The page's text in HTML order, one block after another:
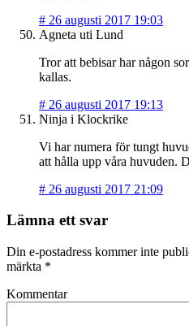
# 26 augusti 2017 19:03
Agneta uti Lund
Tror att bebisar har någon
kallas.
# 26 augusti 2017 19:13
Ninja i Klockrike
Vi har numera för tungt
att hålla upp våra huvuden.
# 26 augusti 2017 21:09
Lämna ett svar
Din e-postadress kommer inte
märkta *
Kommentar